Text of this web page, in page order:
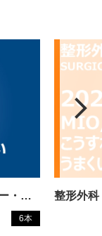
整形外科 SURGICAL TECHNIQUE（サー・・・
6本